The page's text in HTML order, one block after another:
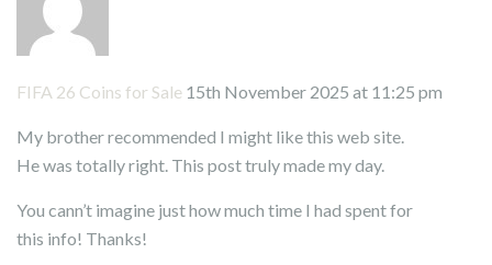
FIFA 26 Coins for Sale 15th November 2025 at 11:25 pm
My brother recommended I might like this web site.
He was totally right. This post truly made my day.
You cann’t imagine just how much time I had spent for
this info! Thanks!